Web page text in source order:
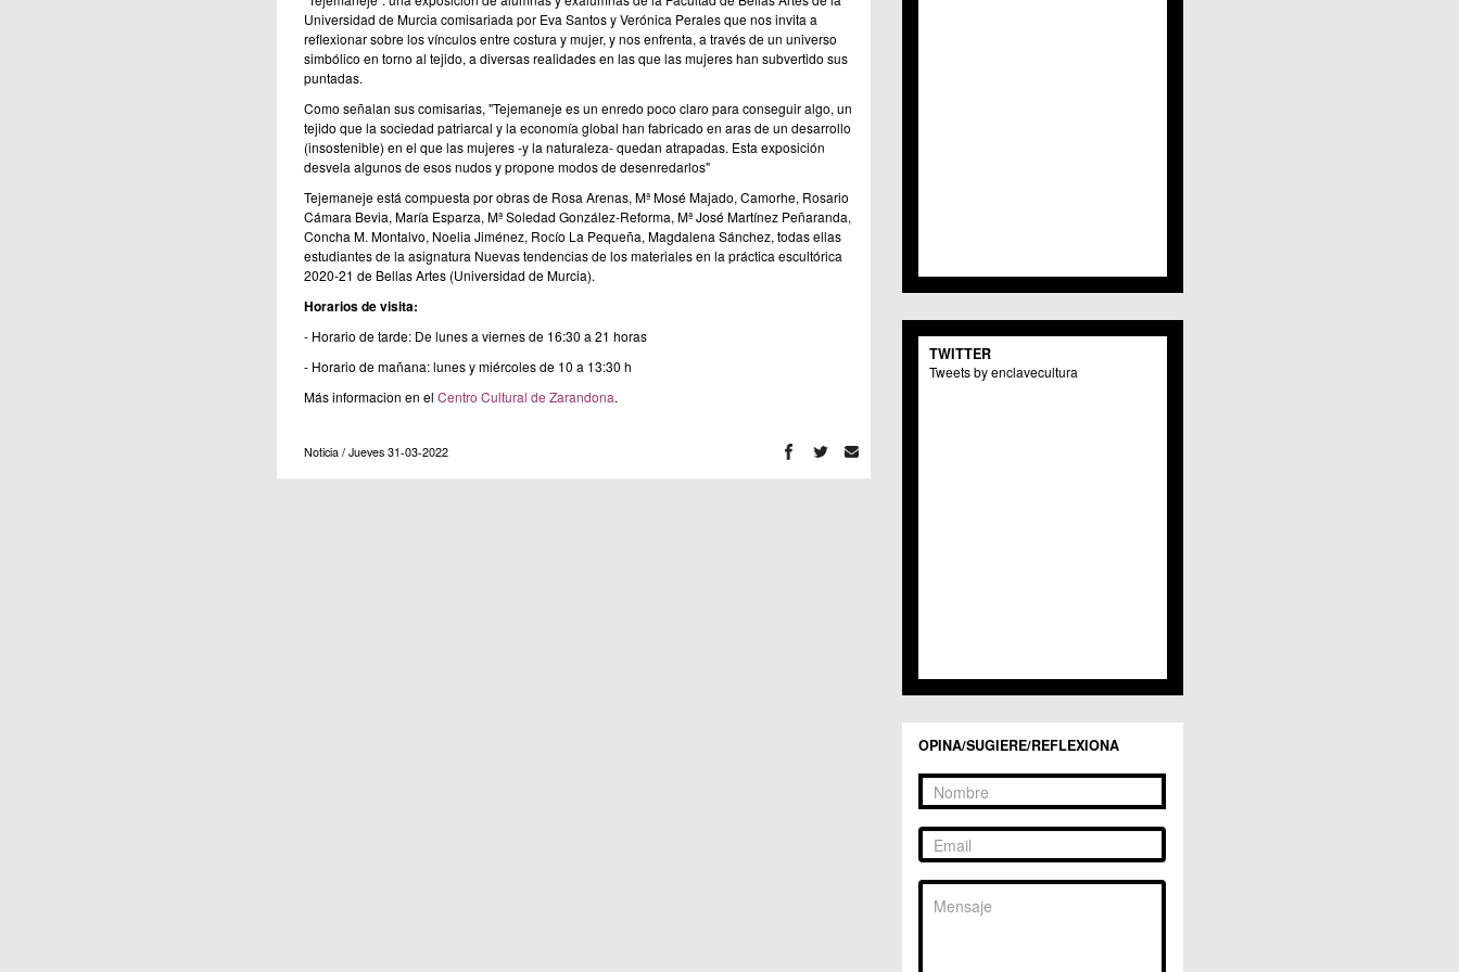
Universidad de Murcia comisariada por Eva Santos y Verónica Perales que nos invita a
reflexionar sobre los vínculos entre costura y mujer, y nos enfrenta, a través de un universo
simbólico en torno al tejido, a diversas realidades en las que las mujeres han subvertido sus
puntadas.
Como señalan sus comisarias, "Tejemaneje es un enredo poco claro para conseguir algo, un
tejido que la sociedad patriarcal y la economía global han fabricado en aras de un desarrollo
(insostenible) en el que las mujeres -y la naturaleza- quedan atrapadas. Esta exposición
desvela algunos de esos nudos y propone modos de desenredarlos"
Tejemaneje está compuesta por obras de Rosa Arenas, Mª Mosé Majado, Camorhe, Rosario
Cámara Bevia, María Esparza, Mª Soledad González-Reforma, Mª José Martínez Peñaranda,
Concha M. Montalvo, Noelia Jiménez, Rocío La Pequeña, Magdalena Sánchez, todas ellas
estudiantes de la asignatura Nuevas tendencias de los materiales en la práctica escultórica
2020-21 de Bellas Artes (Universidad de Murcia).
Horarios de visita:
- Horario de tarde: De lunes a viernes de 16:30 a 21 horas
- Horario de mañana: lunes y miércoles de 10 a 13:30 h
Más informacion en el Centro Cultural de Zarandona.
Noticia / Jueves 31-03-2022
C.C.S. La Paz
C.M. El Carmen
Centros Culturales
C.C. Puertas de Castilla
C.C. Zarandona
TWITTER
Tweets by enclavecultura
OPINA/SUGIERE/REFLEXIONA